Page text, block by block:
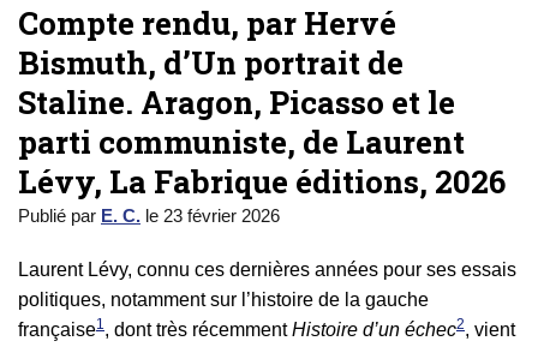
Compte rendu, par Hervé
Bismuth, d’Un portrait de
Staline. Aragon, Picasso et le
parti communiste, de Laurent
Lévy, La Fabrique éditions, 2026
Publié par E. C. le 23 février 2026
Laurent Lévy, connu ces dernières années pour ses essais
politiques, notamment sur l’histoire de la gauche
française1 , dont très récemmentHistoire d’un échec2, vient